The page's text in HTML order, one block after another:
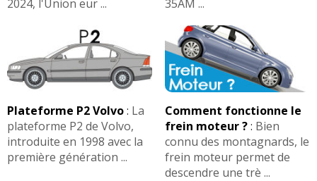
2024, l'Union eur ...
35AM ...
Plateforme P2 Volvo: La
plateforme P2 de Volvo,
introduite en 1998 avec la
première génération ...
Comment fonctionne le
frein moteur ?: Bien
connu des montagnards, le
frein moteur permet de
descendre une trè ...